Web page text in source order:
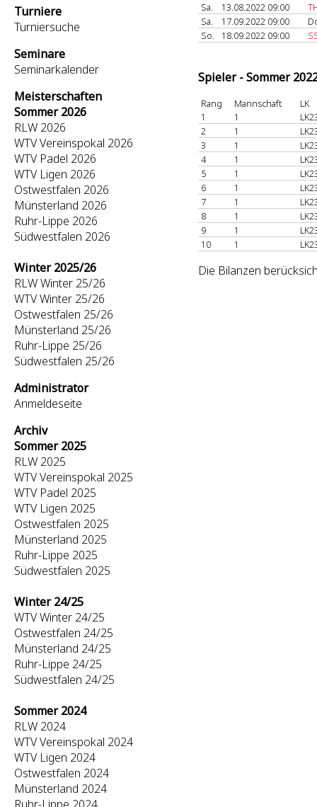
Turniere
Turniersuche
Seminare
Seminarkalender
Meisterschaften
Sommer 2026
RLW 2026
WTV Vereinspokal 2026
WTV Padel 2026
WTV Ligen 2026
Ostwestfalen 2026
Münsterland 2026
Ruhr-Lippe 2026
Südwestfalen 2026
Winter 2025/26
RLW Winter 25/26
WTV Winter 25/26
Ostwestfalen 25/26
Münsterland 25/26
Ruhr-Lippe 25/26
Südwestfalen 25/26
Administrator
Anmeldeseite
Archiv
Sommer 2025
RLW 2025
WTV Vereinspokal 2025
WTV Padel 2025
WTV Ligen 2025
Ostwestfalen 2025
Münsterland 2025
Ruhr-Lippe 2025
Südwestfalen 2025
Winter 24/25
WTV Winter 24/25
Ostwestfalen 24/25
Münsterland 24/25
Ruhr-Lippe 24/25
Südwestfalen 24/25
Sommer 2024
RLW 2024
WTV Vereinspokal 2024
WTV Ligen 2024
Ostwestfalen 2024
Münsterland 2024
Sa.
13.08.2022 09:00
Sa.
17.09.2022 09:00
So.
18.09.2022 09:00
Spieler - Sommer
Rang Mannschaft
LK
1
1
2
1
3
1
4
1
5
1
6
1
7
1
8
1
9
1
10
1
Die Bilanzen